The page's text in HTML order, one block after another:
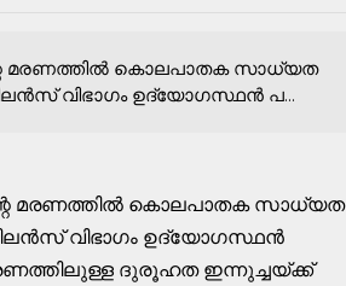
മരണത്തിൽ കൊലപാതക സാധ്യത
വിഭാഗം ഉദ്യോഗസ്ഥൻ പ...
മരണത്തിൽ കൊലപാതക സാധ്യത
വിഭാഗം ഉദ്യോഗസ്ഥൻ
ദുരൂഹത ഇന്നുച്ചയ്ക്ക്